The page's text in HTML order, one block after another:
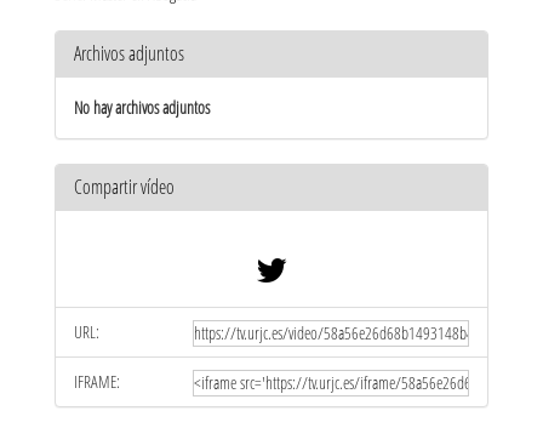
Archivos adjuntos
No hay archivos adjuntos
Compartir vídeo
URL:
IFRAME: